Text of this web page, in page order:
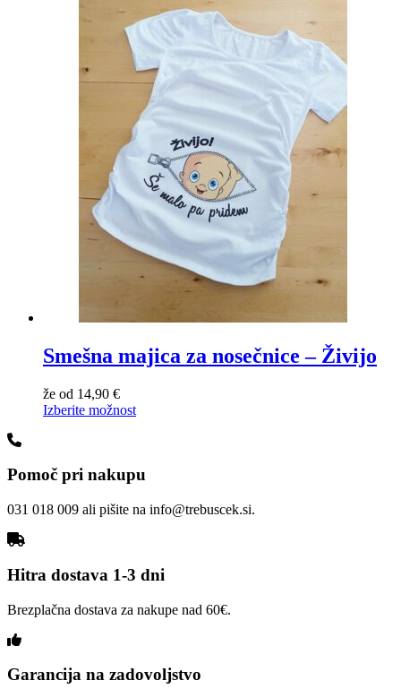
Smešna majica za nosečnice – Živijo
že od 14,90 €
Izberite možnost
Pomoč pri nakupu
031 018 009 ali pišite na info@trebuscek.si.
Hitra dostava 1-3 dni
Brezplačna dostava za nakupe nad 60€.
Garancija na zadovoljstvo